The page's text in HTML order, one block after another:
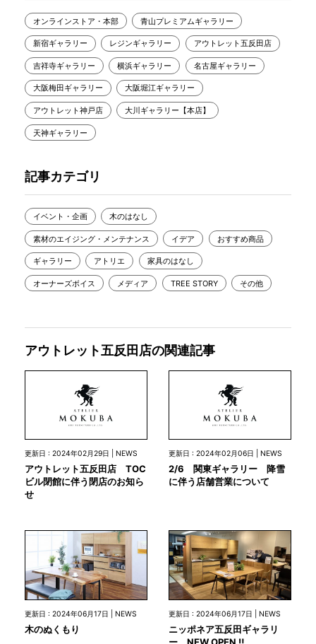
オンラインストア・本部 青山プレミアムギャラリー
新宿ギャラリー レジンギャラリー アウトレット五反田店
吉祥寺ギャラリー 横浜ギャラリー 名古屋ギャラリー
大阪梅田ギャラリー 大阪堀江ギャラリー
アウトレット神戸店 大川ギャラリー【本店】
天神ギャラリー
記事カテゴリ
イベント・企画 木のはなし
素材のエイジング・メンテナンス イデア おすすめ商品
ギャラリー アトリエ 家具のはなし
オーナーズボイス メディア TREE STORY その他
アウトレット五反田店の関連記事
更新日 : 2024年02月29日 | NEWS
アウトレット五反田店 TOC
ビル閉館に伴う閉店のお知ら
せ
更新日 : 2024年02月06日 | NEWS
2/6 関東ギャラリー 降雪
に伴う店舗営業について
更新日 : 2024年06月17日 | NEWS
木のぬくもり
更新日 : 2024年06月17日 | NEWS
ニッポネア五反田ギャラリ